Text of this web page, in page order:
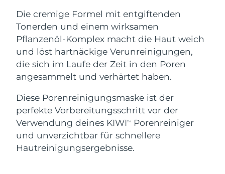
Die cremige Formel mit entgiftenden
Tonerden und einem wirksamen
Pflanzenöl-Komplex macht die Haut weich
und löst hartnäckige Verunreinigungen,
die sich im Laufe der Zeit in den Poren
angesammelt und verhärtet haben.
Diese Porenreinigungsmaske ist der
perfekte Vorbereitungsschritt vor der
Verwendung deines KIWITM
Porenreiniger
und unverzichtbar für schnellere
Hautreinigungsergebnisse.